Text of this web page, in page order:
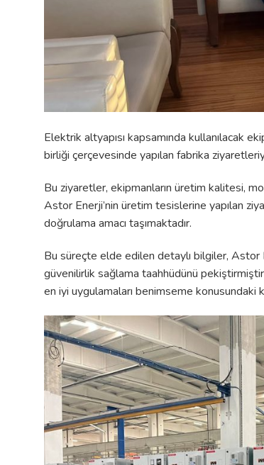
Elektrik altyapısı kapsamında kullanılacak
birliği çerçevesinde yapılan fabrika
Bu ziyaretler, ekipmanların üretim kalitesi,
Astor Enerji’nin üretim tesislerine yapılan
doğrulama amacı taşımaktadır.
Bu süreçte elde edilen detaylı bilgiler, Astor
güvenilirlik sağlama taahhüdünü
en iyi uygulamaları benimseme konusundaki